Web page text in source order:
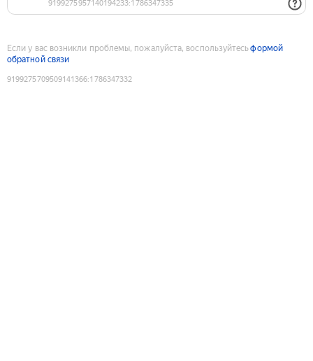
Если у вас возникли проблемы, пожалуйста, воспользуйтесьформой
обратной связи
9199275709509141366:1786347332